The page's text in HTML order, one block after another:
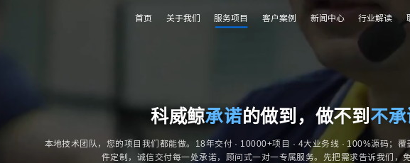
首页 关于我们 服务项目 客户案例 新闻中心 行业解读
科威鲸承诺的做到，做不到 不
本地技术团队，您的项目我们都能做。18年交付 · 10000+项目 · 4大业务线 · 100%源码；
件定制，诚信交付每一处承诺，顾问式一对一专属服务。先把需求告诉我们，